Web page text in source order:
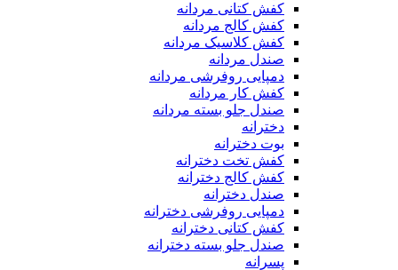
کفش کتانی مردانه
کفش کالج مردانه
کفش کلاسیک مردانه
صندل مردانه
دمپایی روفرشی مردانه
کفش کار مردانه
صندل جلو بسته مردانه
دخترانه
بوت دخترانه
کفش تخت دخترانه
کفش کالج دخترانه
صندل دخترانه
دمپایی روفرشی دخترانه
کفش کتانی دخترانه
صندل جلو بسته دخترانه
پسرانه